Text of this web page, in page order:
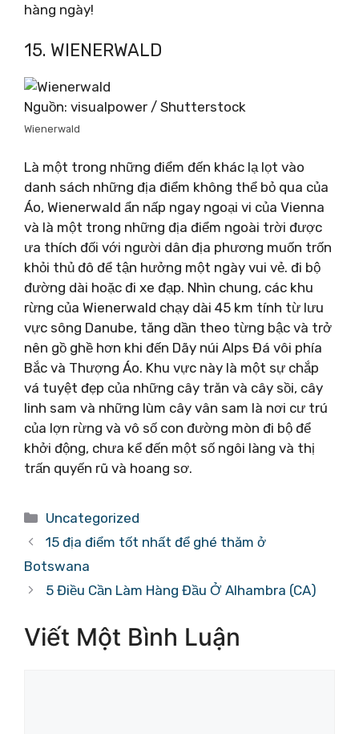
hàng ngày!
15. WIENERWALD
Nguồn: visualpower / Shutterstock
Wienerwald
Là một trong những điểm đến khác lạ lọt vào
danh sách những địa điểm không thể bỏ qua của
Áo, Wienerwald ẩn nấp ngay ngoại vi của Vienna
và là một trong những địa điểm ngoài trời được
ưa thích đối với người dân địa phương muốn trốn
khỏi thủ đô để tận hưởng một ngày vui vẻ. đi bộ
đường dài hoặc đi xe đạp. Nhìn chung, các khu
rừng của Wienerwald chạy dài 45 km tính từ lưu
vực sông Danube, tăng dần theo từng bậc và trở
nên gồ ghề hơn khi đến Dãy núi Alps Đá vôi phía
Bắc và Thượng Áo. Khu vực này là một sự chắp
vá tuyệt đẹp của những cây trăn và cây sồi, cây
linh sam và những lùm cây vân sam là nơi cư trú
của lợn rừng và vô số con đường mòn đi bộ để
khởi động, chưa kể đến một số ngôi làng và thị
trấn quyến rũ và hoang sơ.
Danh
mục
Uncategorized
15 địa điểm tốt nhất để ghé thăm ở
Botswana
5 Điều Cần Làm Hàng Đầu Ở Alhambra (CA)
Viết Một Bình Luận